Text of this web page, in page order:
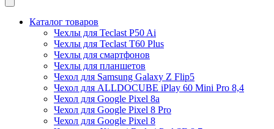
Каталог товаров
Чехлы для Teclast P50 Ai
Чехлы для Teclast T60 Plus
Чехлы для смартфонов
Чехлы для планшетов
Чехол для Samsung Galaxy Z Flip5
Чехол для ALLDOCUBE iPlay 60 Mini Pro 8,4
Чехол для Google Pixel 8a
Чехол для Google Pixel 8 Pro
Чехол для Google Pixel 8